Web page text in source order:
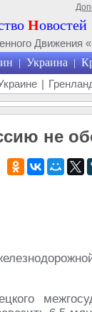
Новостей
Движения
| Украина |
|
не